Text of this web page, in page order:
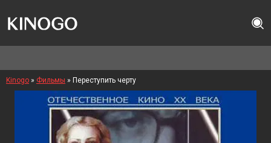
Kinogo » Фильмы » Переступить черту